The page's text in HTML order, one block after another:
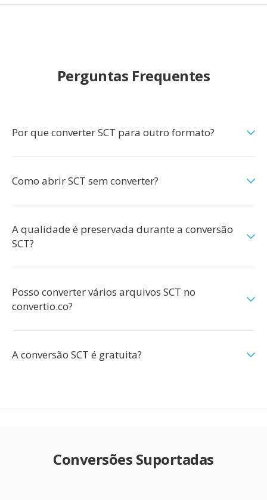
Perguntas Frequentes
Por que converter SCT para outro formato?
Como abrir SCT sem converter?
A qualidade é preservada durante a conversão
SCT?
Posso converter vários arquivos SCT no
convertio.co?
A conversão SCT é gratuita?
Conversões Suportadas